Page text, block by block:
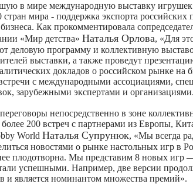
в мире международную выставку
мира - поддержка экспорта российских
Как прокомментировала
«Мир детства» Наталья Орлова, «Для
деловую программу и коллективную
выставки, а также проведут
докладов о российском рынке на
с международными ассоциациями,
зарубежными экспертами и организациями.
непосредственно в зоне
200 встреч с партнерами из Европы,
World Наталья Супрунюк, «Мы всегда
новостями о рынке настольных игр в
плодотворна. Мы представим 8 новых игр
успешными. Например, две версии
и является номинантом множества премий».